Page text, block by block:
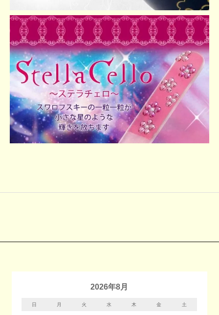
2026年8月
日 月 火 水 木 金 土